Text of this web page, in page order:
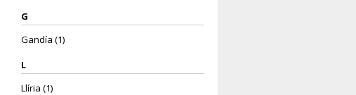
G
Gandía (1)
L
Llíria (1)